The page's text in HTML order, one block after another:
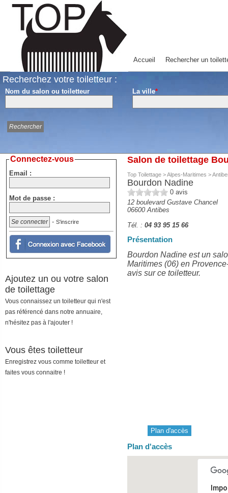
Accueil Rechercher un
Recherchez votre toiletteur :
Nom du salon ou toiletteur La ville*
Salon de toilettage
Top Toilettage >Alpes-Maritimes >
Bourdon Nadine
0 avis
12 boulevard Gustave Chancel
06600 Antibes
Tél. : 04 93 95 15 66
Présentation
Bourdon Nadine est un
Maritimes (06) en
avis sur ce toiletteur.
Plan d'accès
Plan d'accès
Connectez-vous
Email :
Mot de passe :
- S'inscrire
Ajoutez un ou votre salon
de toilettage
Vous connaissez un toiletteur qui n'est
pas référencé dans notre annuaire,
n'hésitez pas à l'ajouter !
Vous êtes toiletteur
Enregistrez vous comme toiletteur et
faites vous connaitre !